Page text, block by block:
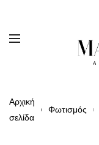
Αρχική
σελίδα
Φωτισμός